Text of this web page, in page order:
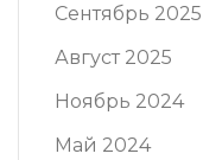
Сентябрь 2025
Август 2025
Ноябрь 2024
Май 2024